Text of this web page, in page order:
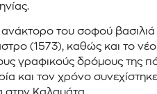
του σοφού
(1573), καθώς και το
γραφικούς δρόμους της
και τον χρόνο